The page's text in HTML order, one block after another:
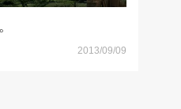
2013/09/09